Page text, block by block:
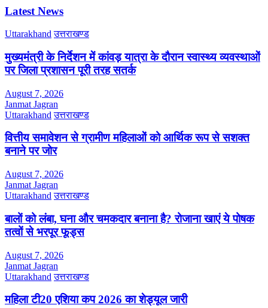
Latest News
Uttarakhand उत्तराखण्ड
मुख्यमंत्री के निर्देशन में कांवड़ यात्रा के दौरान स्वास्थ्य व्यवस्थाओं
पर जिला प्रशासन पूरी तरह सतर्क
August 7, 2026
Janmat Jagran
Uttarakhand उत्तराखण्ड
वित्तीय समावेशन से ग्रामीण महिलाओं को आर्थिक रूप से सशक्त
बनाने पर जोर
August 7, 2026
Janmat Jagran
Uttarakhand उत्तराखण्ड
बालों को लंबा, घना और चमकदार बनाना है? रोजाना खाएं ये पोषक
तत्वों से भरपूर फूड्स
August 7, 2026
Janmat Jagran
Uttarakhand उत्तराखण्ड
महिला टी20 एशिया कप 2026 का शेड्यूल जारी